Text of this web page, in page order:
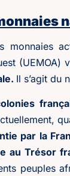
monnaies
(UEMOA)
Il s’agit du
par la
au Trésor
peuples